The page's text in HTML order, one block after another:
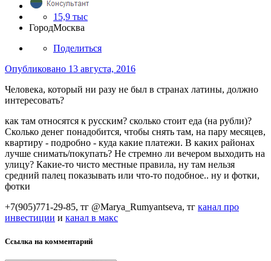
15,9 тыс
ГородМосква
Поделиться
Опубликовано 13 августа, 2016
Человека, который ни разу не был в странах латины, должно
интересовать?
как там относятся к русским? сколько стоит еда (на рубли)?
Сколько денег понадобится, чтобы снять там, на пару месяцев,
квартиру - подробно - куда какие платежи. В каких районах
лучше снимать/покупать? Не стремно ли вечером выходить на
улицу? Какие-то чисто местные правила, ну там нельзя
средний палец показывать или что-то подобное.. ну и фотки,
фотки
+7(905)771-29-85, тг @Marya_Rumyantseva, тг канал про
инвестиции и канал в макс
Ссылка на комментарий